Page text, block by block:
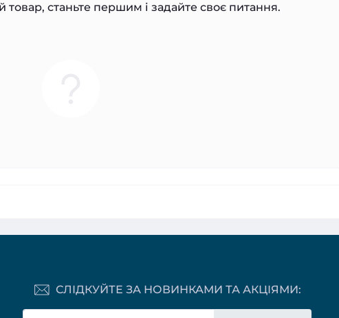
станьте першим і задайте своє питання.
СЛІДКУЙТЕ ЗА НОВИНКАМИ ТА АКЦІЯМИ: